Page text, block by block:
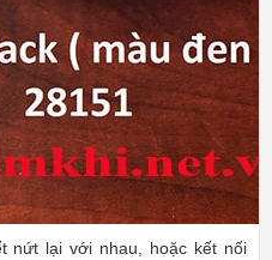
nứt lại với nhau, hoặc kết nối